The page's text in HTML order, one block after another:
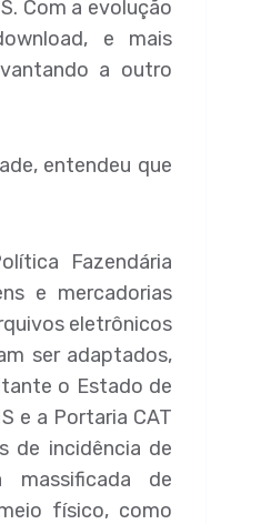
Com a evolução
e mais
a outro
entendeu que
Fazendária
e mercadorias
eletrônicos
ser adaptados,
o Estado de
e a Portaria CAT
de incidência de
massificada de
físico, como